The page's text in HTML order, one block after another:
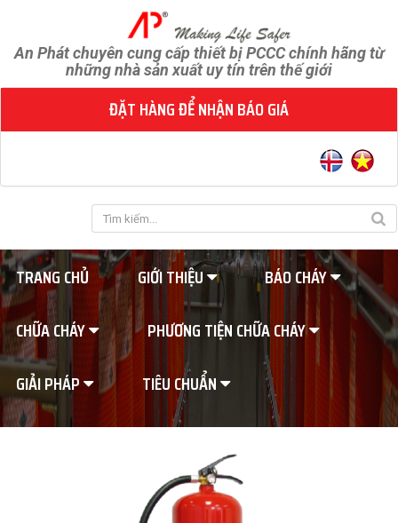
An Phát chuyên cung cấp thiết bị PCCC chính hãng từ
những nhà sản xuất uy tín trên thế giới
ĐẶT HÀNG ĐỂ NHẬN BÁO GIÁ
TRANG CHỦ GIỚI THIỆU
BÁO CHÁY
CHỮA CHÁY
PHƯƠNG TIỆN CHỮA CHÁY
GIẢI PHÁP
TIÊU CHUẨN